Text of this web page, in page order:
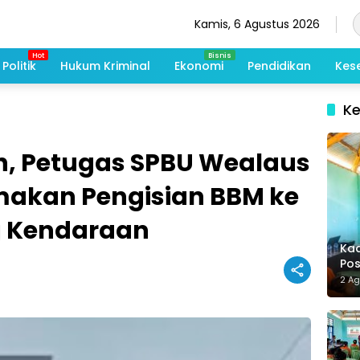
Kamis, 6 Agustus 2026
Politik Hukum Kriminal Ekonomi Pendidikan
Petugas SPBU Wealaus
Pengisian BBM ke
2